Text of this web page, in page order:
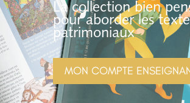
La collection bien
pour aborder les
patrimoniaux
MON COMPTE